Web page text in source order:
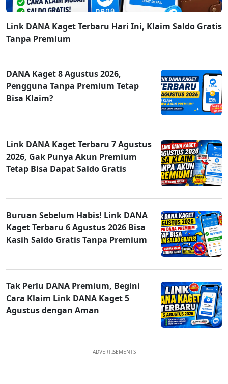
Link DANA Kaget Terbaru Hari Ini, Klaim Saldo Gratis
Tanpa Premium
DANA Kaget 8 Agustus 2026,
Pengguna Tanpa Premium Tetap
Bisa Klaim?
Link DANA Kaget Terbaru 7 Agustus
2026, Gak Punya Akun Premium
Tetap Bisa Dapat Saldo Gratis
Buruan Sebelum Habis! Link DANA
Kaget Terbaru 6 Agustus 2026 Bisa
Kasih Saldo Gratis Tanpa Premium
Tak Perlu DANA Premium, Begini
Cara Klaim Link DANA Kaget 5
Agustus dengan Aman
ADVERTISEMENTS